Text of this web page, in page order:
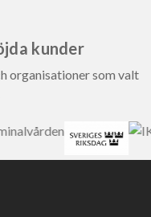
kunder
organisationer som valt